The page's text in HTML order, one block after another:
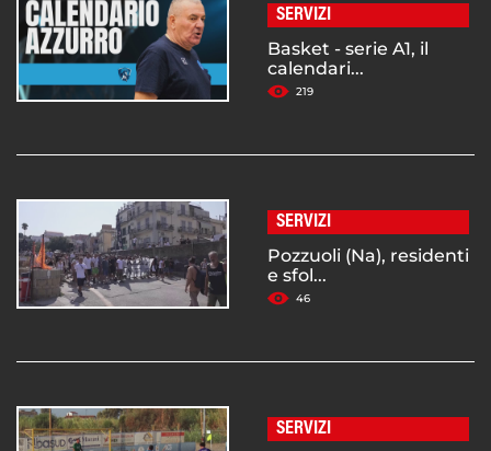
SERVIZI
Basket - serie A1, il
calendari...
219
SERVIZI
Pozzuoli (Na), residenti
e sfol...
46
SERVIZI